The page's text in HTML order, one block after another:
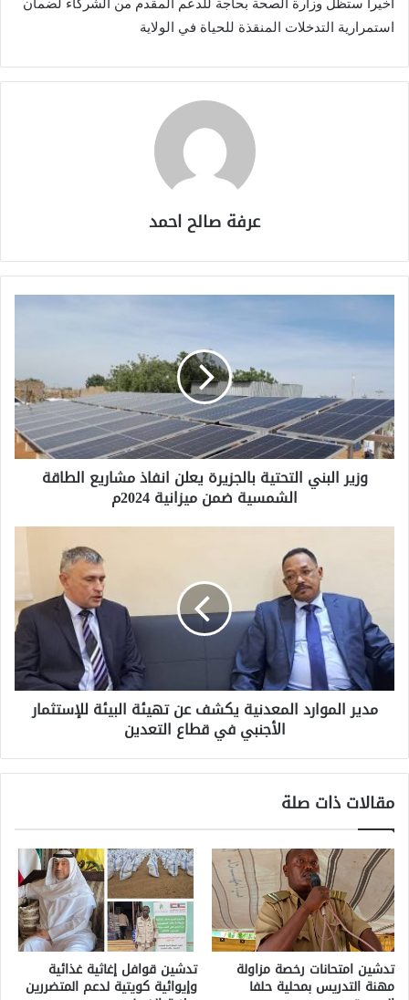
اخيرا ستظل وزارة الصحة بحاجة للدعم المقدم من الشركاء لضمان
استمرارية التدخلات المنقذة للحياة في الولاية
عرفة صالح احمد
وزير البني التحتية بالجزيرة يعلن انفاذ مشاريع الطاقة
الشمسية ضمن ميزانية 2024م
مدير الموارد المعدنية يكشف عن تهيئة البيئة للإستثمار
الأجنبي في قطاع التعدين
مقالات ذات صلة
تدشين امتحانات رخصة مزاولة
مهنة التدريس بمحلية حلفا
تدشين قوافل إغاثية غذائية
وإيوائية كويتية لدعم المتضررين